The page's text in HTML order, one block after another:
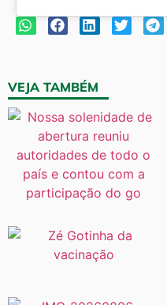
VEJA TAMBÉM